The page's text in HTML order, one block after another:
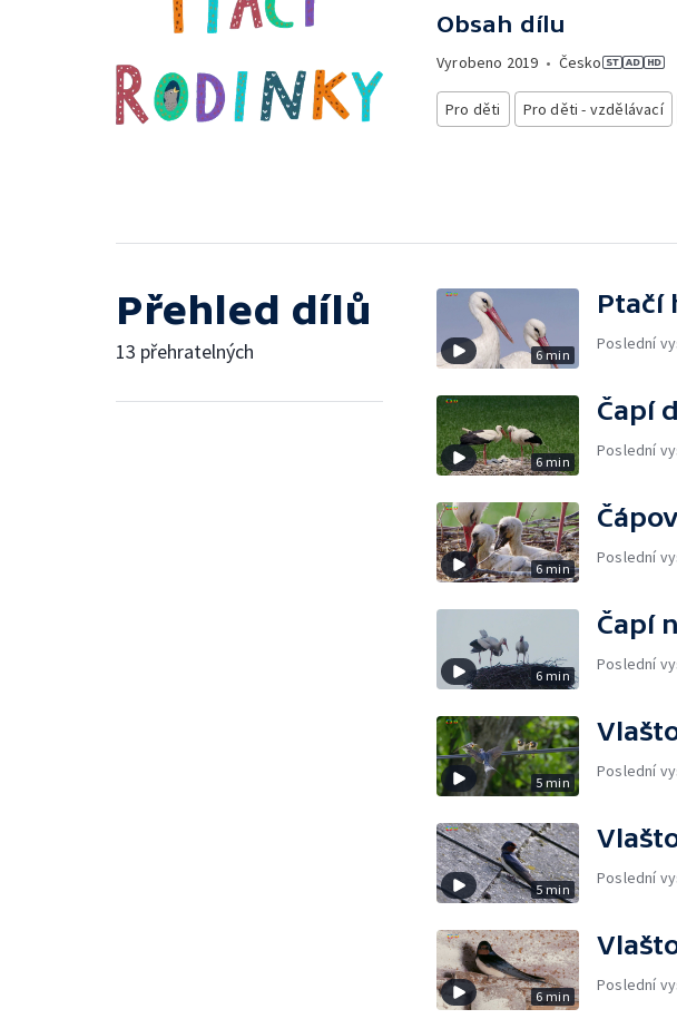
Obsah dílu
Vyrobeno 2019 • Česko
Pro děti Pro děti - vzdělávací
Přehled dílů
13 přehratelných 6 min
Ptačí
Poslední
6 min
Čapí
Poslední
6 min
Poslední
6 min
Čapí
Poslední
5 min
Poslední
5 min
Poslední
6 min
Poslední